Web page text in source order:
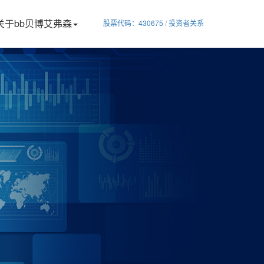
于bb贝博艾弗森 股票代码：430675 /投资者关系